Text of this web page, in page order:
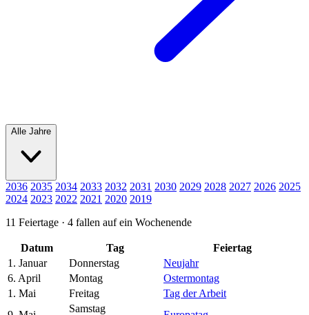
Alle Jahre
2036 2035 2034 2033 2032 2031 2030 2029 2028 2027 2026 2025
2024 2023 2022 2021 2020 2019
11 Feiertage · 4 fallen auf ein Wochenende
Datum Tag
Feiertag
1. Januar
Donnerstag
Neujahr
6. April
Montag
Ostermontag
1. Mai
Freitag
Tag der Arbeit
Samstag